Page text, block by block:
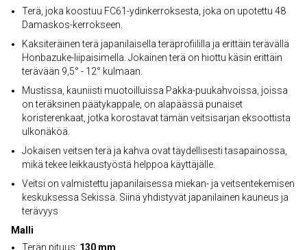
Terä, joka koostuu FC61-ydinkerroksesta, joka on upotettu 48
Damaskos-kerrokseen.
Kaksiteräinen terä japanilaisella teräprofiililla ja erittäin terävällä
Honbazuke-liipaisimella. Jokainen terä on hiottu käsin erittäin
terävään 9,5° - 12° kulmaan.
Mustissa, kauniisti muotoilluissa Pakka-puukahvoissa, joissa
on teräksinen päätykappale, on alapäässä punaiset
koristerenkaat, jotka korostavat tämän veitsisarjan eksoottista
ulkonäköä.
Jokaisen veitsen terä ja kahva ovat täydellisesti tasapainossa,
mikä tekee leikkaustyöstä helppoa käyttäjälle.
Veitsi on valmistettu japanilaisessa miekan- ja veitsentekemisen
keskuksessa Sekissä. Siinä yhdistyvät japanilainen kauneus ja
terävyys
Malli
Terän pituus: 130 mm